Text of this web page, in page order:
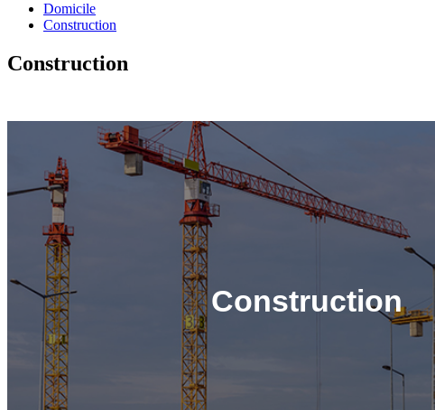
Domicile
Construction
Construction
Construction